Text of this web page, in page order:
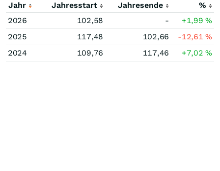
Jahr Jahresstart Jahresende
%
2026
102,58 - +1,99%
2025
117,48 102,66 -12,61%
2024
109,76 117,46 +7,02%